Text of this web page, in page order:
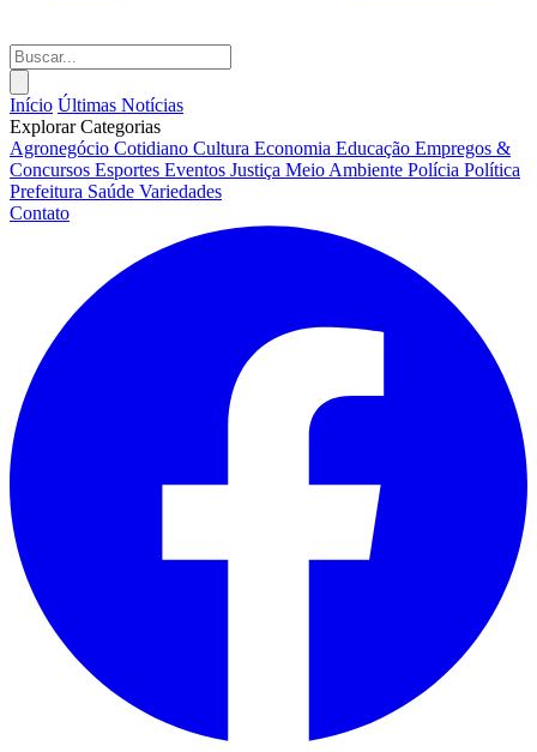
Início Últimas Notícias
Explorar Categorias
Agronegócio Cotidiano Cultura Economia Educação Empregos &
Concursos Esportes Eventos Justiça Meio Ambiente Polícia Política
Prefeitura Saúde Variedades
Contato